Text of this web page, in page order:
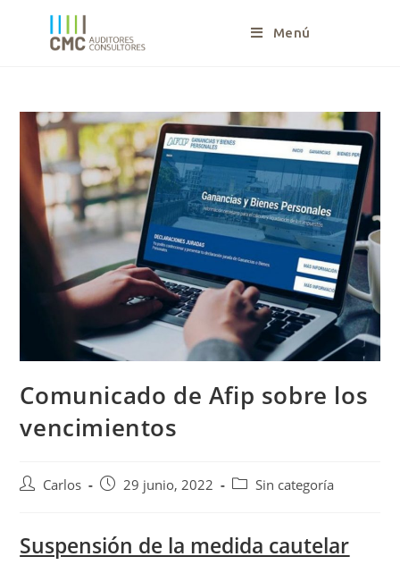
Menú
Comunicado de Afip sobre los
vencimientos
Carlos 29 junio, 2022 Sin categoría
Suspensión de la medida cautelar